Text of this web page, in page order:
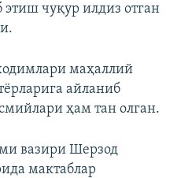
чуқур илдиз отган
маҳаллий
айланиб
ҳам тан олган.
вазири Шерзод
мактаблар